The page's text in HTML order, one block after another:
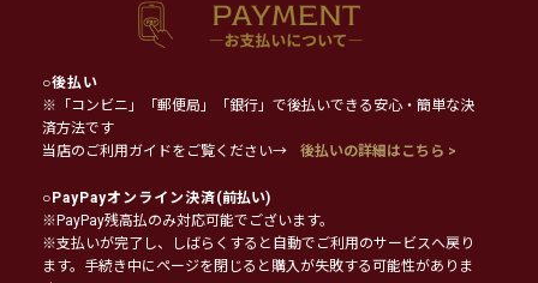
○後払い
※「コンビニ」「郵便局」「銀行」で後払いできる安心・簡単な決
済方法です
当店のご利用ガイドをご覧ください→
後払いの詳細はこちら >
○PayPayオンライン決済(前払い)
※PayPay残高払のみ対応可能でございます。
※支払いが完了し、しばらくすると自動でご利用のサービスへ戻り
ます。手続き中にページを閉じると購入が失敗する可能性がありま